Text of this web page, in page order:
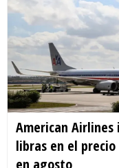
American Airlines
libras en el